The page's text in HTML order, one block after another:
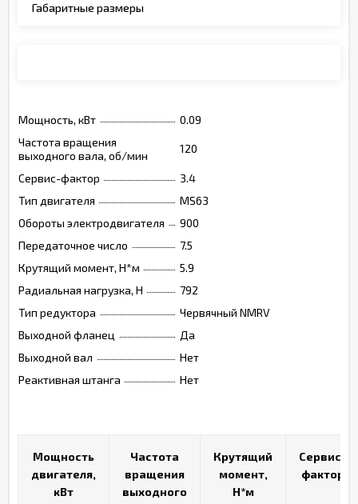
Габаритные размеры
Мощность, кВт
0.09
Частота вращения
выходного вала, об/мин
120
Сервис-фактор
3.4
Тип двигателя
MS63
Обороты электродвигателя
900
Передаточное число
7.5
Крутящий момент, Н*м
5.9
Радиальная нагрузка, Н
792
Тип редуктора
Червячный NMRV
Выходной фланец
Да
Выходной вал
Нет
Реактивная штанга
Нет
Мощность
двигателя,
кВт
Частота
вращения
выходного
Крутящий
момент,
Н*м
Сервис-
фактор
Мощность
двигателя,
кВт
Частота
вращения
выходного
Крутящий
момент,
Н*м
Сервис-
фактор